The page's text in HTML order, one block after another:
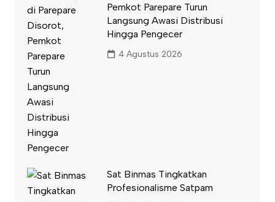
Pemkot Parepare Turun
Langsung Awasi Distribusi
Hingga Pengecer
4 Agustus 2026
Sat Binmas Tingkatkan
Profesionalisme Satpam